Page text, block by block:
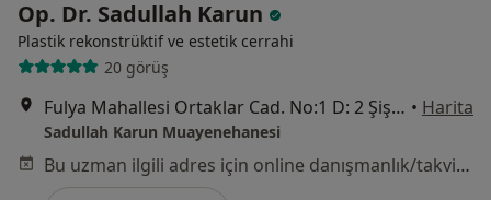
Op. Dr. Sadullah Karun
Plastik rekonstrüktif ve estetik cerrahi
20 görüş
Fulya Mahallesi Ortaklar Cad. No:1 D: 2 Şişli -Mecidiyeköy -İstanbul, Şişli • Harita
Sadullah Karun Muayenehanesi
Bu uzman ilgili adres için online danışmanlık/takvim sunmuyor.